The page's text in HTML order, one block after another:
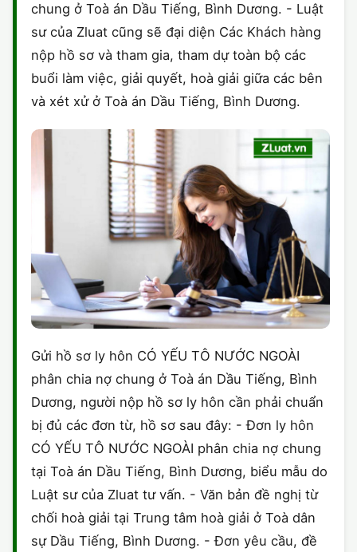
chung ở Toà án Dầu Tiếng, Bình Dương. - Luật
sư của Zluat cũng sẽ đại diện Các Khách hàng
nộp hồ sơ và tham gia, tham dự toàn bộ các
buổi làm việc, giải quyết, hoà giải giữa các bên
và xét xử ở Toà án Dầu Tiếng, Bình Dương.
Gửi hồ sơ ly hôn CÓ YẾU TÔ NƯỚC NGOÀI
phân chia nợ chung ở Toà án Dầu Tiếng, Bình
Dương, người nộp hồ sơ ly hôn cần phải chuẩn
bị đủ các đơn từ, hồ sơ sau đây: - Đơn ly hôn
CÓ YẾU TÔ NƯỚC NGOÀI phân chia nợ chung
tại Toà án Dầu Tiếng, Bình Dương, biểu mẫu do
Luật sư của Zluat tư vấn. - Văn bản đề nghị từ
chối hoà giải tại Trung tâm hoà giải ở Toà dân
sự Dầu Tiếng, Bình Dương. - Đơn yêu cầu, đề